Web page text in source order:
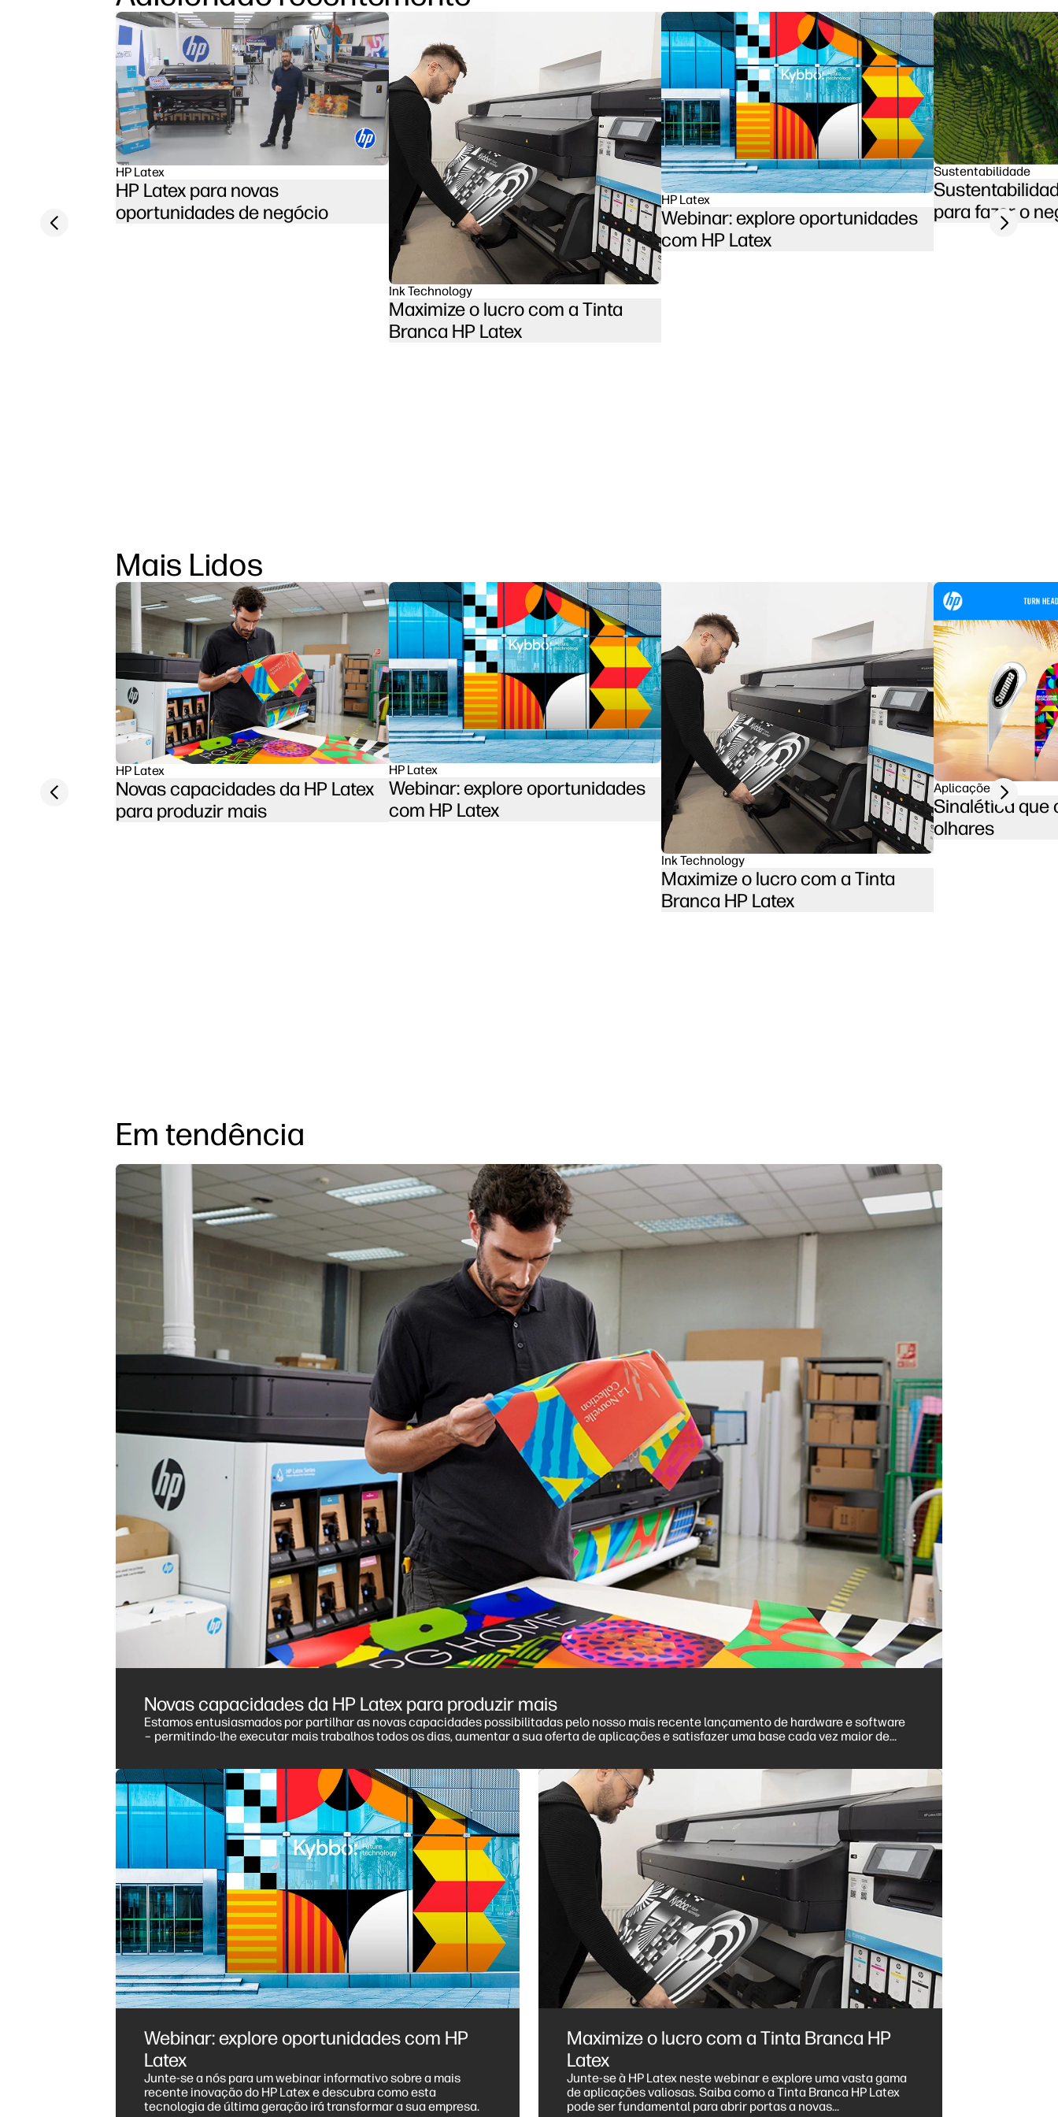
HP Latex
HP Latex para novas
oportunidades de negócio
Ink Technology
Maximize o lucro com a Tinta
Branca HP Latex
HP Latex
Webinar: explore oportunidades
com HP Latex
Sustentabilidade
para fazer o
Previous slide Next slide
Mais Lidos
HP Latex
Novas capacidades da HP Latex
para produzir mais
HP Latex
Webinar: explore oportunidades
com HP Latex
Ink Technology
Maximize o lucro com a Tinta
Branca HP Latex
Aplicações
Sinalética que
olhares
Previous slide Next slide
Em tendência
Novas capacidades da HP Latex para produzir mais
Estamos entusiasmados por partilhar as novas capacidades possibilitadas pelo nosso mais recente lançamento de hardware e software
– permitindo-lhe executar mais trabalhos todos os dias, aumentar a sua oferta de aplicações e satisfazer uma base cada vez maior de
Webinar: explore oportunidades com HP
Latex
Junte-se a nós para um webinar informativo sobre a mais
recente inovação do HP Latex e descubra como esta
tecnologia de última geração irá transformar a sua empresa.
Maximize o lucro com a Tinta Branca HP
Latex
Junte-se à HP Latex neste webinar e explore uma vasta gama
de aplicações valiosas. Saiba como a Tinta Branca HP Latex
pode ser fundamental para abrir portas a novas